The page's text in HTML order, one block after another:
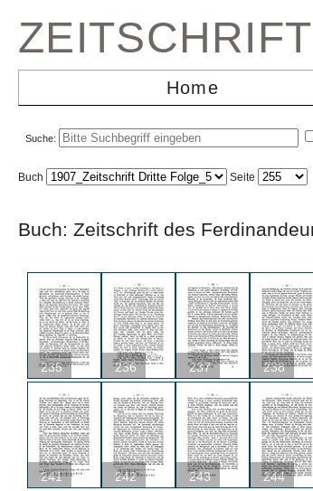
Home
Suche:
Buch Seite
Buch: Zeitschrift des
235 236 237 238
241 242 243 244